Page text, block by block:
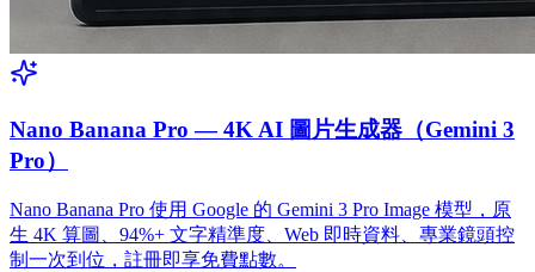
Nano Banana Pro — 4K AI 圖片生成器（Gemini 3
Pro）
Nano Banana Pro 使用 Google 的 Gemini 3 Pro Image 模型，原
生 4K 算圖、94%+ 文字精準度、Web 即時資料、專業鏡頭控
制一次到位，註冊即享免費點數。